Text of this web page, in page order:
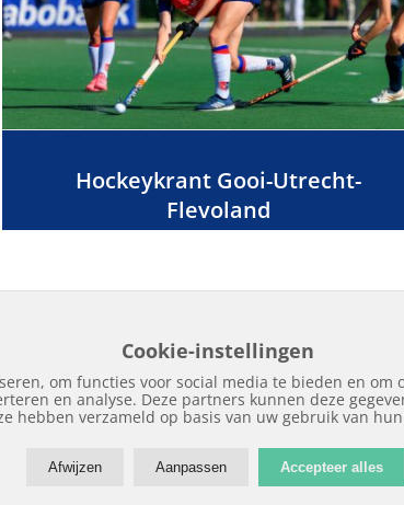
Hockeykrant Gooi-Utrecht-
Flevoland
Edities Over Hockeykrant Adverteren Contact Nieuws
Copyright © 2018 | Hockeykrant.nl | Realisatie:Site Online
Cookie-instellingen
om functies voor social media te bieden en
en analyse. Deze partners kunnen deze
hebben verzameld op basis van uw gebruik van
Afwijzen Aanpassen Accepteer alles